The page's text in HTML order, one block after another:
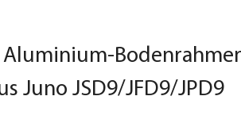
Aluminium-
Juno JSD9/JFD9/JPD9